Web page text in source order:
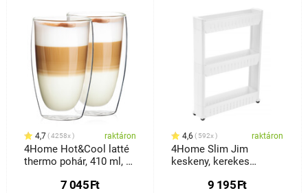
4,7 4258x raktáron
4Home Hot&Cool latté
thermo pohár, 410 ml, 2
7 045Ft
4,6 592x raktáron
4Home Slim Jim
keskeny, kerekes
9 195Ft